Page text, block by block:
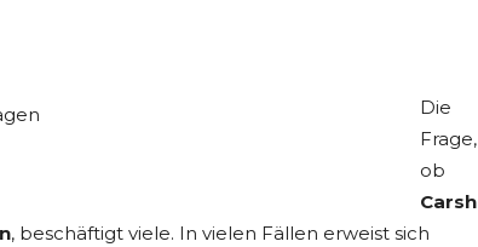
Die
Frage,
ob
Carsh
, beschäftigt viele. In vielen Fällen erweist sich